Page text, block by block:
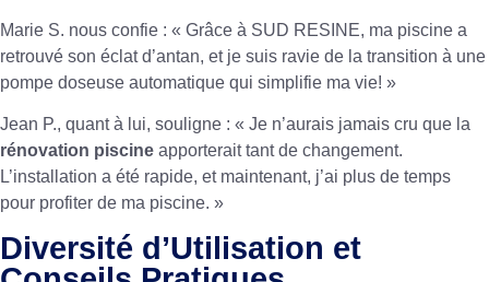
Marie S. nous confie : « Grâce à SUD RESINE, ma piscine a
retrouvé son éclat d’antan, et je suis ravie de la transition à une
pompe doseuse automatique qui simplifie ma vie! »
Jean P., quant à lui, souligne : « Je n’aurais jamais cru que la
rénovation piscine apporterait tant de changement.
L’installation a été rapide, et maintenant, j’ai plus de temps
pour profiter de ma piscine. »
Diversité d’Utilisation et